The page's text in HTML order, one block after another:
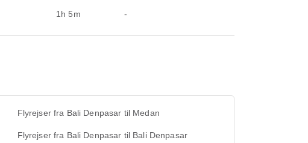
1h 5m -
Flyrejser fra Bali Denpasar til Medan
Flyrejser fra Bali Denpasar til Bali Denpasar